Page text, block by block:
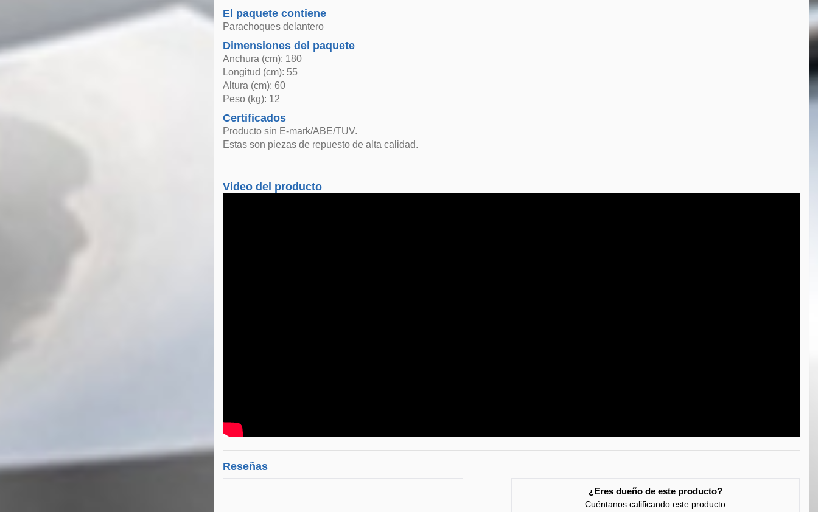
El paquete contiene
Parachoques delantero
Dimensiones del paquete
Anchura (cm): 180
Longitud (cm): 55
Altura (cm): 60
Peso (kg): 12
Certificados
Producto sin E-mark/ABE/TUV.
Estas son piezas de repuesto de alta calidad.
Video del producto
Reseñas
¿Eres dueño de este producto?
Cuéntanos calificando este producto